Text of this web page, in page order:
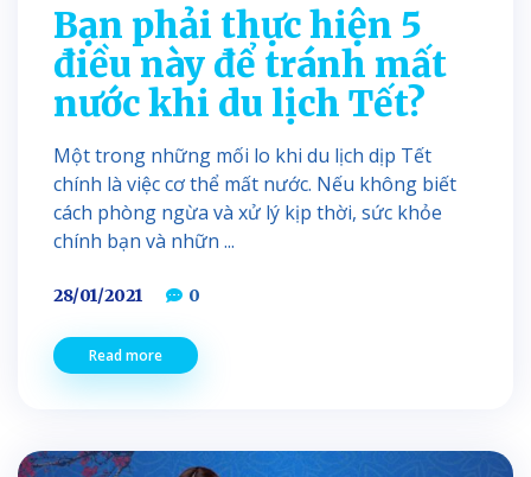
Bạn phải thực hiện 5
điều này để tránh mất
nước khi du lịch Tết?
Một trong những mối lo khi du lịch dịp Tết
chính là việc cơ thể mất nước. Nếu không biết
cách phòng ngừa và xử lý kịp thời, sức khỏe
chính bạn và nhữn ...
28/01/2021 0
Read more